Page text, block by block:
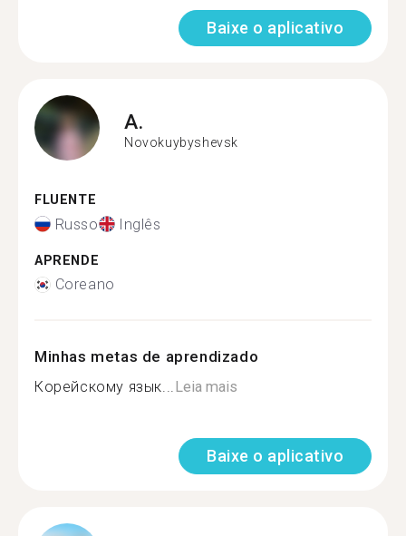
Baixe o aplicativo
A.
Novokuybyshevsk
FLUENTE
Russo Inglês
APRENDE
Coreano
Minhas metas de aprendizado
Корейскому язык...Leia mais
Baixe o aplicativo